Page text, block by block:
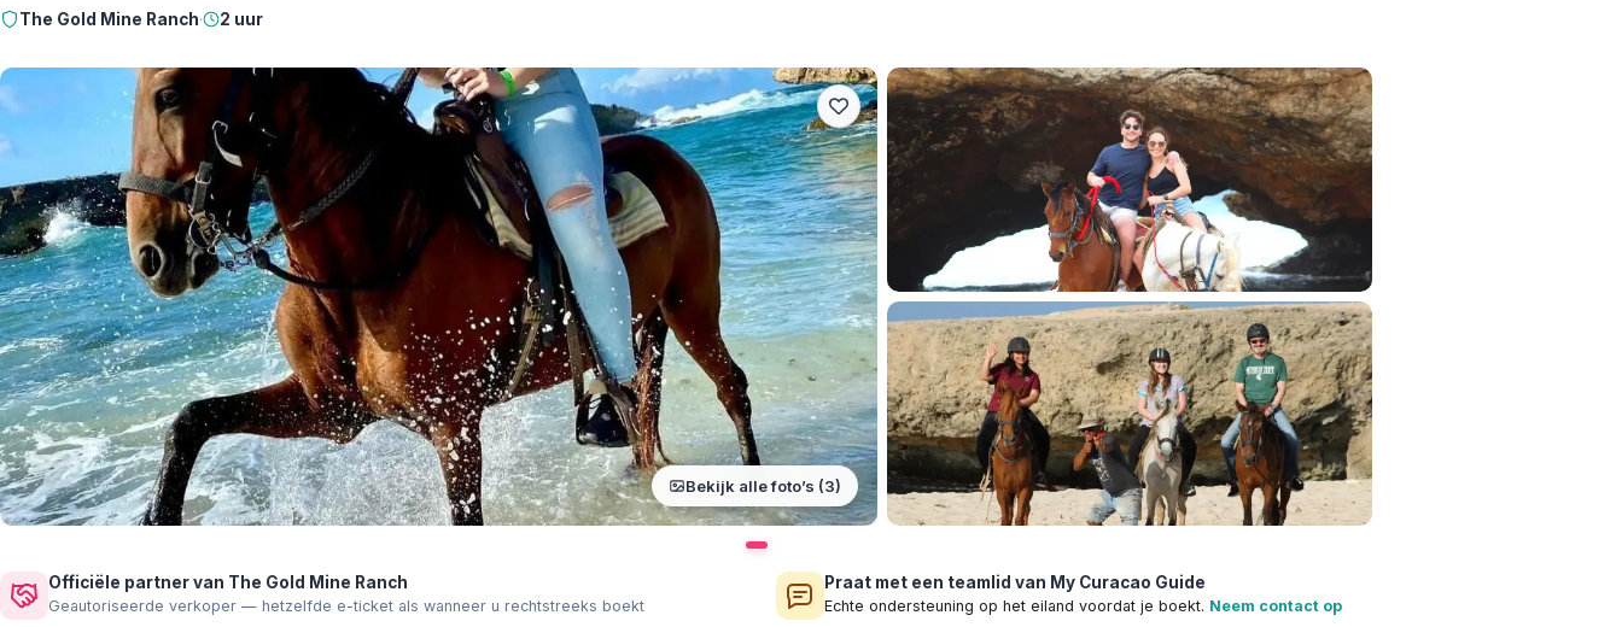
The Gold Mine Ranch· 2 uur
Bekijk alle foto’s (3)
Officiële partner van The Gold Mine Ranch
Geautoriseerde verkoper — hetzelfde e-ticket als wanneer u rechtstreeks boekt
Praat met een teamlid van My Curacao Guide
Echte ondersteuning op het eiland voordat je boekt. Neem contact op